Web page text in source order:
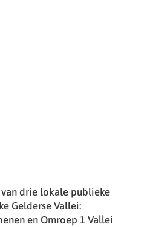
drie lokale publieke
Gelderse Vallei:
en Omroep 1 Vallei